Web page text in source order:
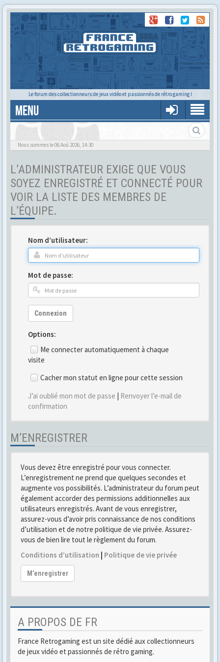
Le forum des collectionneurs de jeux vidéo et passionnés de rétro gaming !
MENU
Tu cherches quelqu'un ?
Nous sommes le 06 Aoû 2026, 14:30
L’ADMINISTRATEUR EXIGE QUE VOUS
SOYEZ ENREGISTRÉ ET CONNECTÉ POUR
VOIR LA LISTE DES MEMBRES DE
L’ÉQUIPE.
Nom d’utilisateur:
Mot de passe:
Connexion
Options:
Me connecter automatiquement à chaque
visite
Cacher mon statut en ligne pour cette session
J’ai oublié mon mot de passe | Renvoyer l’e-mail de
confirmation
M’ENREGISTRER
Vous devez être enregistré pour vous connecter.
L’enregistrement ne prend que quelques secondes et
augmente vos possibilités. L’administrateur du forum peut
également accorder des permissions additionnelles aux
utilisateurs enregistrés. Avant de vous enregistrer,
assurez-vous d’avoir pris connaissance de nos conditions
d’utilisation et de notre politique de vie privée. Assurez-
vous de bien lire tout le règlement du forum.
Conditions d’utilisation | Politique de vie privée
M’enregistrer
A PROPOS DE FR
France Retrogaming est un site dédié aux collectionneurs
de jeux vidéo et passionnés de rétro gaming.